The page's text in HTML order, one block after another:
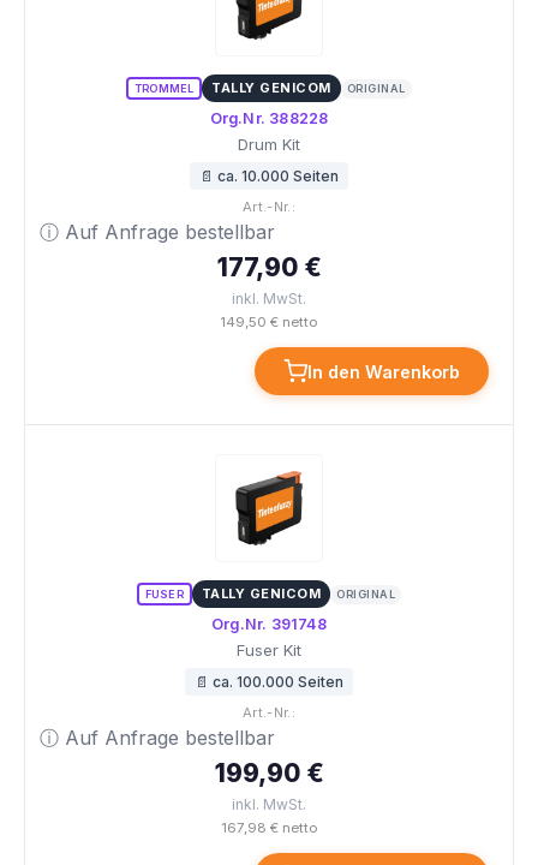
TROMMEL TALLY GENICOM ORIGINAL
Org.Nr. 388228
Drum Kit
📄 ca. 10.000 Seiten
Art.-Nr.:
ⓘ Auf Anfrage bestellbar
177,90 €
inkl. MwSt.
149,50 € netto
In den Warenkorb
FUSER TALLY GENICOM ORIGINAL
Org.Nr. 391748
Fuser Kit
📄 ca. 100.000 Seiten
Art.-Nr.:
ⓘ Auf Anfrage bestellbar
199,90 €
inkl. MwSt.
167,98 € netto